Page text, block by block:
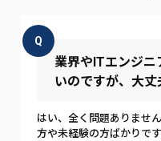
Q
業界やITエンジ
いのですが、大丈
はい、全く問題ありませ
方や未経験の方ばかりです